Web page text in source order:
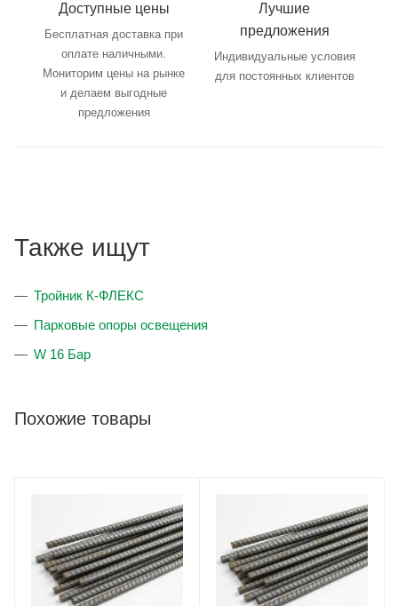
Доступные цены
Бесплатная доставка при
оплате наличными.
Мониторим цены на рынке
и делаем выгодные
предложения
Лучшие
предложения
Индивидуальные условия
для постоянных клиентов
Также ищут
Тройник К-ФЛЕКС
Парковые опоры освещения
W 16 Бар
Похожие товары